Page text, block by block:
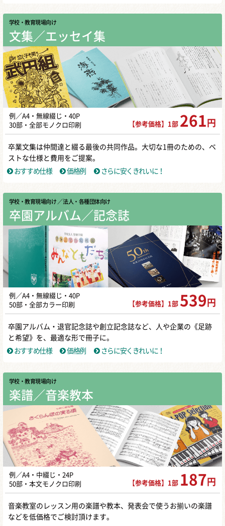
学校・教育現場向け
文集／エッセイ集
例／A4・無線綴じ・40P
30部・全部モノクロ印刷
【参考価格】1部 261 円
卒業文集は仲間達と綴る最後の共同作品。大切な1冊のための、ベ
ストな仕様と費用をご提案。
おすすめ仕様
価格例 さらに安くきれいに！
学校・教育現場向け ／ 法人・各種団体向け
卒園アルバム／記念誌
例／A4・無線綴じ・40P
50部・全部カラー印刷
【参考価格】1部 539 円
卒園アルバム・退官記念誌や創立記念誌など、人や企業の《足跡
と希望》を、最適な形で冊子に。
おすすめ仕様
価格例 さらに安くきれいに！
学校・教育現場向け
楽譜／音楽教本
例／A4・中綴じ・24P
50部・本文モノクロ印刷
【参考価格】1部 187 円
音楽教室のレッスン用の楽譜や教本、発表会で使うお揃いの楽譜
などを低価格でご検討頂けます。